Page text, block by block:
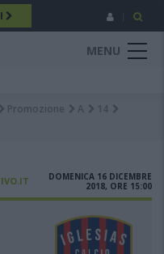
MENU
Promozione A
14
DOMENICA 16 DICEMBRE
2018, ORE 15:00